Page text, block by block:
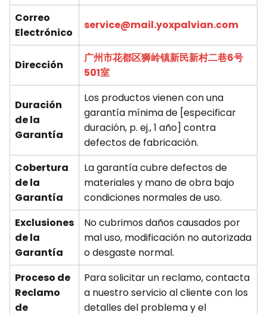
Correo
Electrónico
service@mail.yoxpalvian.com
Dirección
广州市花都区狮岭镇新民新村二巷6号
501室
Duración
de la
Garantía
Los productos vienen con una
garantía mínima de [especificar
duración, p. ej., 1 año] contra
defectos de fabricación.
Cobertura
de la
Garantía
La garantía cubre defectos de
materiales y mano de obra bajo
condiciones normales de uso.
Exclusiones
de la
Garantía
No cubrimos daños causados por
mal uso, modificación no autorizada
o desgaste normal.
Proceso de
Reclamo
de
Para solicitar un reclamo, contacta
a nuestro servicio al cliente con los
detalles del problema y el